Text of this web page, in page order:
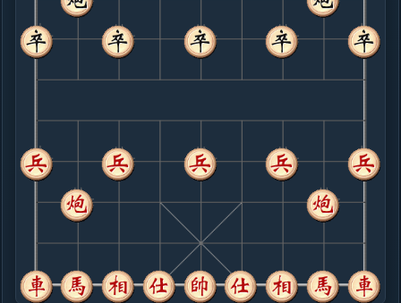
.....车９平８
6. 车二进四
红+47
车二进六
.....砲８平９
红+30
7. 车二平四
红+61
车二平六
8. 相七进五
红+30
炮八平九
.....卒３进１
红+35
车８进１
9. 兵七进一
红+47
.....车３进４
10. 马七进六
红+45
.....马４进３
红+73
车８进１
红+132
.....马３进５
红+276
马３退２